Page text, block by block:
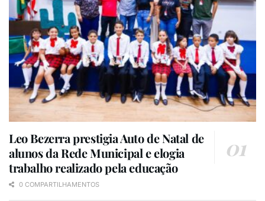
Leo Bezerra prestigia Auto de Natal de
alunos da Rede Municipal e elogia
trabalho realizado pela educação
0 COMPARTILHAMENTOS